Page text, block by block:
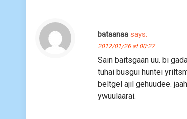
bataanaa says:
2012/01/26 at 00:27
Sain baitsgaan uu. bi
tuhai busgui huntei
beltgel ajil gehuudee.
ywuulaarai.